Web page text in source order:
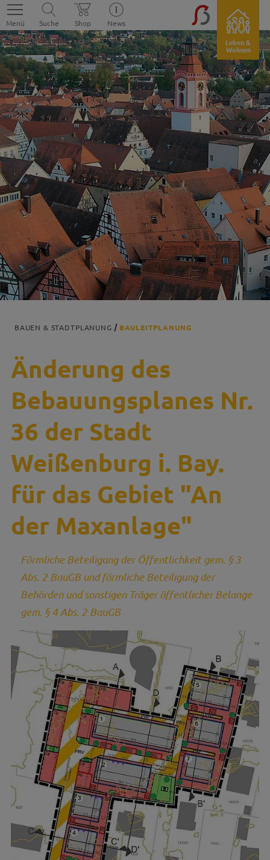
Menü Suche Shop
News
Leben &
Wohnen
BAUEN & STADTPLANUNG BAULEITPLANUNG
Änderung des
Bebauungsplanes Nr.
36 der Stadt
Weißenburg i. Bay.
für das Gebiet "An
der Maxanlage"
Förmliche Beteiligung der Öffentlichkeit gem. § 3
Abs. 2 BauGB und förmliche Beteiligung der
Behörden und sonstigen Träger öffentlicher Belange
gem. § 4 Abs. 2 BauGB